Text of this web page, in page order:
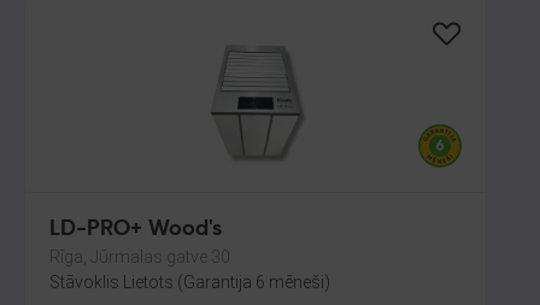
LD-PRO+ Wood's
Rīga, Jūrmalas gatve 30
Stāvoklis Lietots (Garantija 6 mēneši)